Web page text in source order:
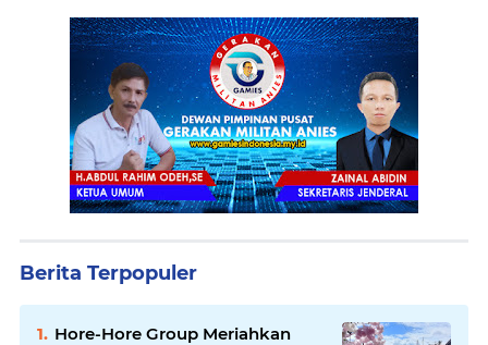
Berita Terpopuler
Hore-Hore Group Meriahkan